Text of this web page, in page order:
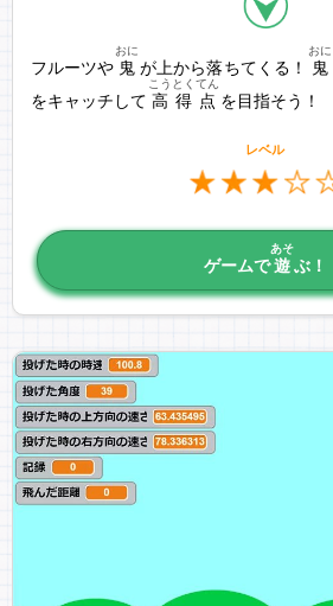
フルーツや 鬼
おに
が上から落ちてくる！ 鬼
おに
をキャッチして 高得点
こうとくてん
を目指そう！
レベル
ゲームで遊
あそ
ぶ！